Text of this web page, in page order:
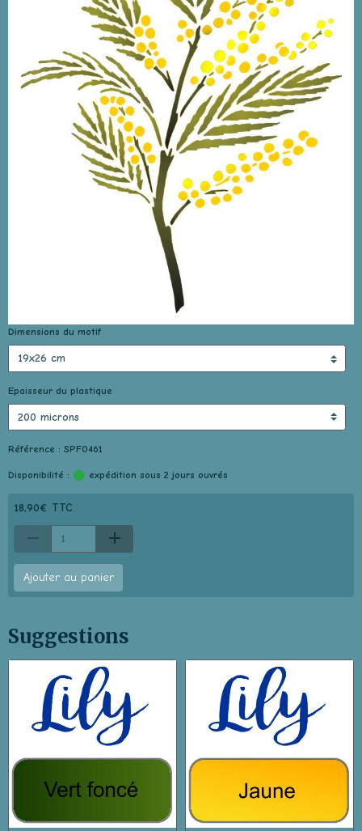
Dimensions du motif
Epaisseur du plastique
Référence : SPF0461
Disponibilité : expédition sous 2 jours ouvrés
18,90€ TTC
Ajouter au panier
Suggestions